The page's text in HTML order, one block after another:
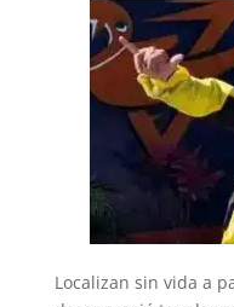
Localizan sin vida a